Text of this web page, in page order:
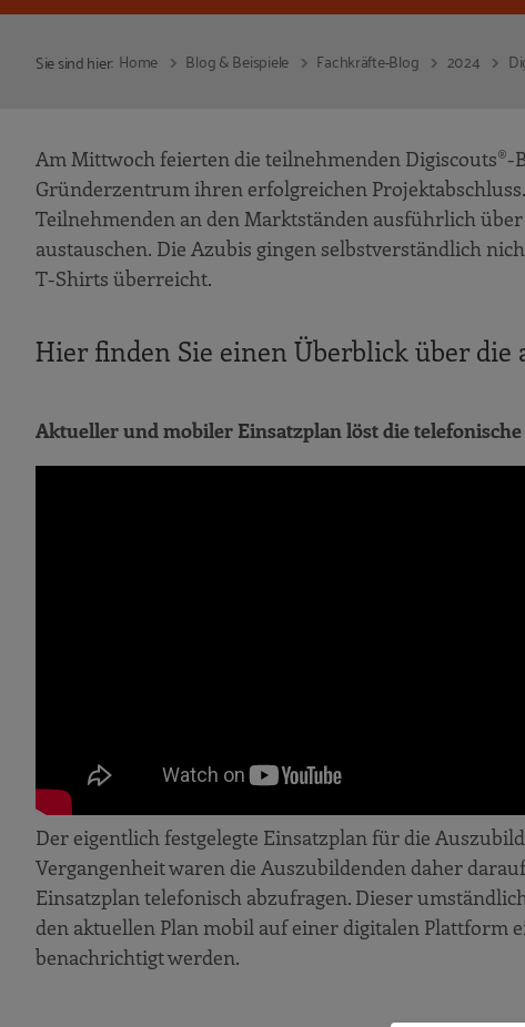
Sie sind hier: Home Blog & Beispiele Fachkräfte-Blog 2024
Am Mittwoch feierten die teilnehmenden
Gründerzentrum ihren erfolgreichen
Teilnehmenden an den Marktständen ausführlich
austauschen. Die Azubis gingen selbstverständlich
T-Shirts überreicht.
Hier finden Sie einen Überblick über
Aktueller und mobiler Einsatzplan löst die telefonische
Der eigentlich festgelegte Einsatzplan für die
Vergangenheit waren die Auszubildenden daher
Einsatzplan telefonisch abzufragen. Dieser
den aktuellen Plan mobil auf einer digitalen Plattform
benachrichtigt werden.